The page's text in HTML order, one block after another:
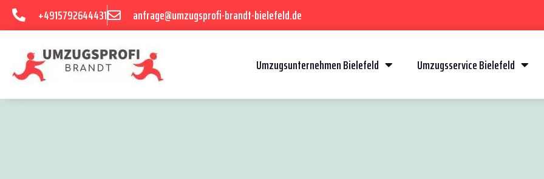
+4915792644431 anfrage@umzugsprofi-brandt-bielefeld.de
Umzugsunternehmen Bielefeld Umzugsservice Bielefeld